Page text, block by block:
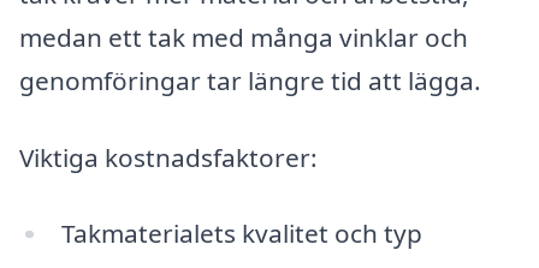
medan ett tak med många vinklar och
genomföringar tar längre tid att lägga.
Viktiga kostnadsfaktorer:
Takmaterialets kvalitet och typ